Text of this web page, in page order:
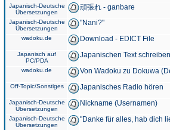
Japanisch-Deutsche
Übersetzungen
頑張れ - ganbare
Japanisch-Deutsche
Übersetzungen
"Nani?"
wadoku.de Download - EDICT File
Japanisch auf
PC/PDA
Japanischen Text schreiben
wadoku.de Von Wadoku zu Dokuwa
Off-Topic/Sonstiges Japanisches Radio hören
Japanisch-Deutsche
Übersetzungen
Nickname (Usernamen)
Japanisch-Deutsche
Übersetzungen
"Danke für alles, hab dich